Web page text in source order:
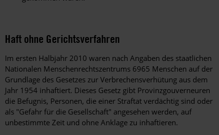
Haft ohne Gerichtsverfahren
Im ersten Halbjahr 2010 waren nach Angaben des staatlichen
Nationalen Menschenrechtszentrums 6965 Menschen auf der
Grundlage des Gesetzes zur Verbrechensverhütung aus dem
Jahr 1954 inhaftiert. Dieses Gesetz gibt Provinzgouverneuren
die Befugnis, Personen, die einer Straftat verdächtig sind oder
als "Gefahr für die Gesellschaft" angesehen werden, auf
unbestimmte Zeit und ohne Anklage zu inhaftieren.